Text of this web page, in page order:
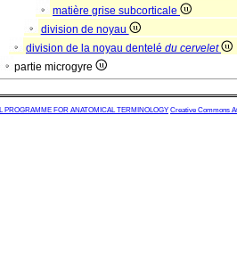
matière grise subcorticale
division de noyau
division de la noyau dentelé du cervelet
partie microgyre
PROGRAMME FOR ANATOMICAL TERMINOLOGY Creative Commons